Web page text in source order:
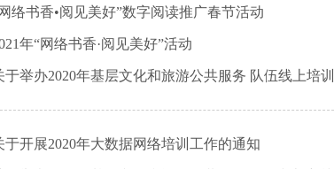
络书香•阅见美好”数字阅读推广春节活动
年“网络书香·阅见美好”活动
于举办2020年基层文化和旅游公共服务 队伍线上
于开展2020年大数据网络培训工作的通知